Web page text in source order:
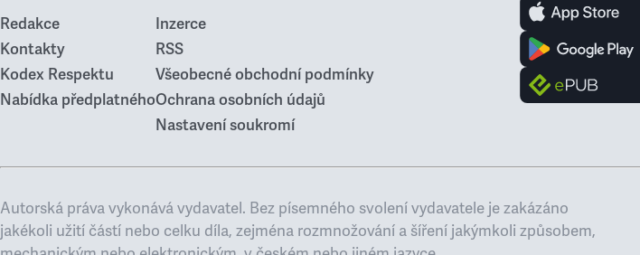
Redakce
Kontakty
Kodex Respektu
Nabídka předplatného
Inzerce
RSS
Všeobecné obchodní podmínky
Ochrana osobních údajů
Nastavení soukromí
Autorská práva vykonává vydavatel. Bez písemného svolení vydavatele je zakázáno
jakékoli užití částí nebo celku díla, zejména rozmnožování a šíření jakýmkoli způsobem,